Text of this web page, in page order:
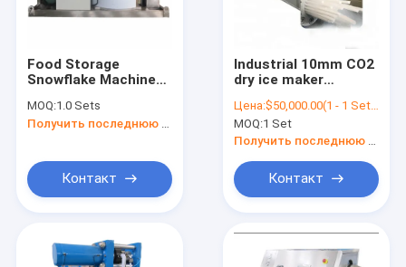
контактные данные
Производитель пеллетного льда
коммерчески создатель льда
на открытом воздухе создатель льда
промышленный создатель льда
Food Storage
Snowflake Machine
MOQ:1.0 Sets
Контакт
Industrial 10mm CO2
dry ice maker
machine/portable dry
ice pelletizer
machine
Цена:$50,000.00(1 - 1 Sets) $11,000.00(>=2 Sets)
MOQ:1 Set
Получить последнюю цену
Контакт